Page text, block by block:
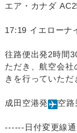
エア・カナダ
17:19 イエローナ
往路便出発2時間
ただき、航空会
きを行っていただ
成田空港発 空路
------日付変更線